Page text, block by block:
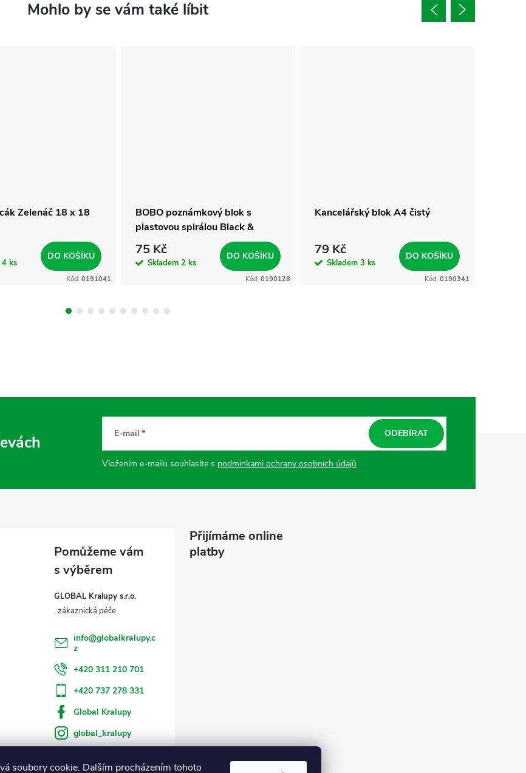
soubory cookie. Dalším procházením tohoto
Zelenáč 18 x 18
4 ks
DO KOŠÍKU
Kód: 0191041
BOBO poznámkový blok s
plastovou spirálou Black &
White A4 linkovaný
75 Kč
Skladem 2 ks
DO KOŠÍKU
Kód: 0190128
Kancelářský blok A4 čistý
79 Kč
Skladem 3 ks
DO KOŠÍKU
Kód: 0190341
E-mail
Vložením e-mailu souhlasíte s podmínkami ochrany osobních údajů
ODEBÍRAT
GLOBAL Kralupy s.r.o.
info@globalkralupy.c
z
+420 311 210 701
+420 737 278 331
Global Kralupy
global_kralupy
Přijímáme online
platby